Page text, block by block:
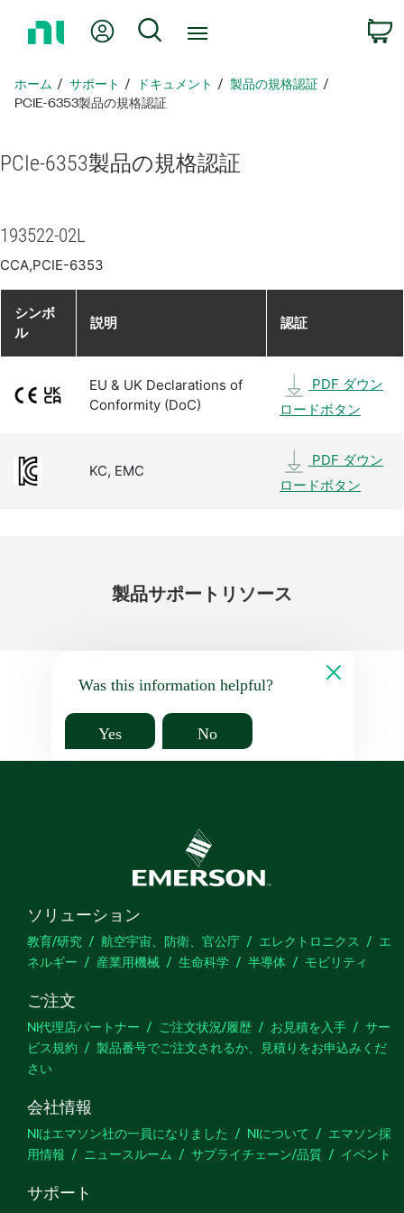
ペ
ー
戻
Myアカウント
検索
ホーム サポート ドキュメント
製品​の​規格​認証
PCIE-6353製品​の​規格​認証
PCIe-6353製品​の​規格​認証
193522-02L
CCA,PCIE-6353
シンボ
ル
説明 認証
EU & UK Declarations of
Conformity (DoC)
PDF ダウン
ロードボタン
KC, EMC
PDF ダウン
ロードボタン
製品サポート リソース
Was this information helpful?
Yes No
ソリューション
教育/研究 航空宇宙、防衛、官公庁 エレクトロニクス
エ
ネルギー
産業用機械 生命科学 半導体 モビリティ
ご注文
NI代理店パートナー ご注文状況/履歴 お見積を入手
サー
ビス規約
製品番号でご注文されるか、見積りをお申込みくだ
さい
会社情報
NIはエマソン社の一員になりました NIについて
エマソン採
用情報
ニュースルーム サプライチェーン/品質 イベント
サポート